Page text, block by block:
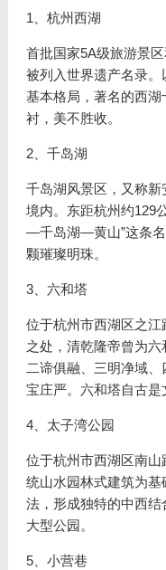
1、杭州西湖
首批国家5A级旅游景
被列入世界遗产名录
基本格局，著名的西
衬，美不胜收。
2、千岛湖
千岛湖风景区，又称
境内。东距杭州约129
—千岛湖—黄山”这条名
颗璀璨明珠。
3、六和塔
位于杭州市西湖区之
之处，清乾隆帝曾为六
二谛俱融、三明净域
宝庄严。六和塔自古是
4、太子湾公园
位于杭州市西湖区南
统山水园林式建筑为
法，形成独特的中西
大型公园。
5、小营巷